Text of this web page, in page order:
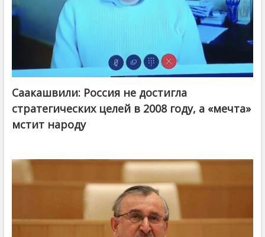
Саакашвили: Россия не достигла
стратегических целей в 2008 году, а «мечта»
мстит народу